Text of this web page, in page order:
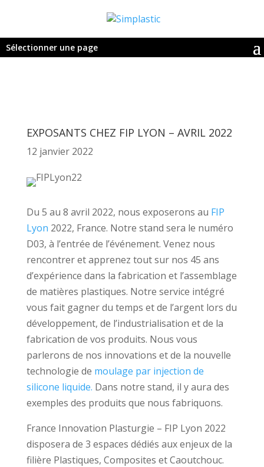
Sélectionner une page
EXPOSANTS CHEZ FIP LYON – AVRIL 2022
12 janvier 2022
Du 5 au 8 avril 2022, nous exposerons au FIP
Lyon 2022, France. Notre stand sera le numéro
D03, à l’entrée de l’événement. Venez nous
rencontrer et apprenez tout sur nos 45 ans
d’expérience dans la fabrication et l’assemblage
de matières plastiques. Notre service intégré
vous fait gagner du temps et de l’argent lors du
développement, de l’industrialisation et de la
fabrication de vos produits. Nous vous
parlerons de nos innovations et de la nouvelle
technologie de moulage par injection de
silicone liquide. Dans notre stand, il y aura des
exemples des produits que nous fabriquons.
France Innovation Plasturgie – FIP Lyon 2022
disposera de 3 espaces dédiés aux enjeux de la
filière Plastiques, Composites et Caoutchouc.